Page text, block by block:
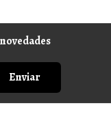
Enviar